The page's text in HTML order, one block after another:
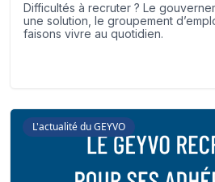
Difficultés à recruter ? Le
une solution, le groupement
faisons vivre au quotidien.
L'actualité du GEYVO